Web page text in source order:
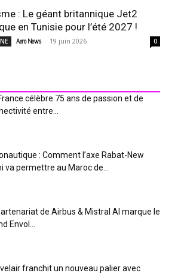
: Le géant britannique Jet2
en Tunisie pour l’été 2027 !
Aero News - 19 juin 2026 0
célèbre 75 ans de passion et de
entre...
: Comment l’axe Rabat-New
va permettre au Maroc de...
de Airbus & Mistral AI marque le
Envol...
franchit un nouveau palier avec